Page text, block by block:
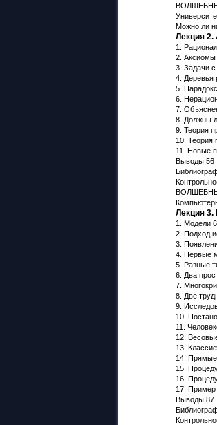
Можно ли
Лекция
1.
2. Аксиомы
3. Задачи с
4. Деревья
5.
6.
7.
8. Должны
9. Теория
10. Теория
11. Новые
Выводы 56
Лекция
1. Модели
2. Подход
3.
4. Первые
5. Разные
6. Два
7.
8. Две
9.
10.
11.
12.
13.
14.
15.
16.
17. Пример
Выводы 87